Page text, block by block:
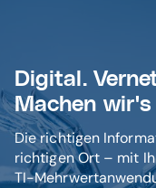
Digital.
Machen wir's
Die richtigen
richtigen Ort – mit
TI-